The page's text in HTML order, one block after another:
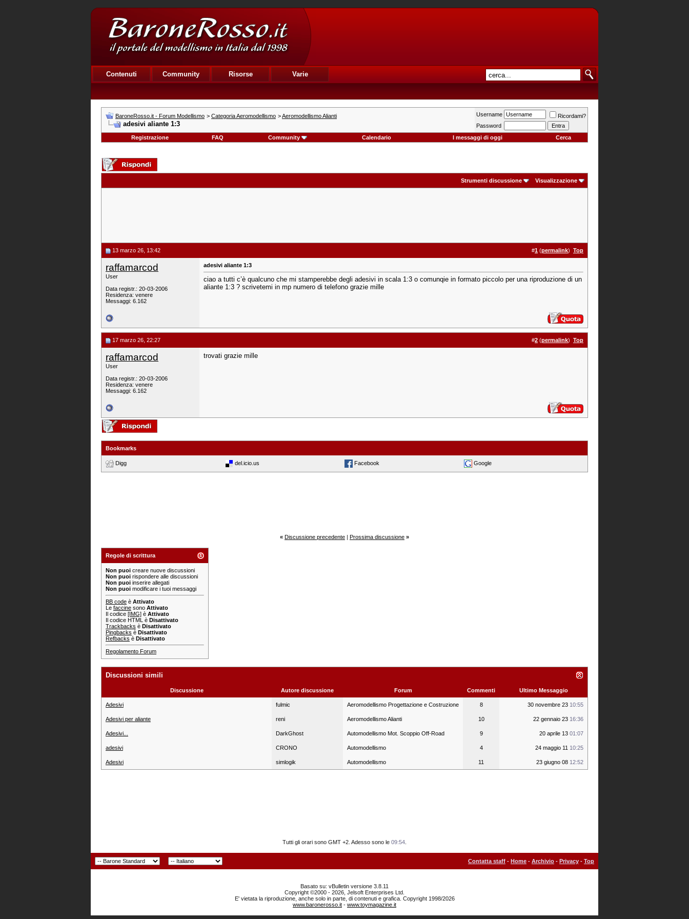
Contenuti Community Risorse Varie
BaroneRosso.it - Forum Modellismo > Categoria Aeromodellismo >Aeromodellismo Alianti
adesivi aliante 1:3
Username
Ricordami?
Password
Registrazione
FAQ Community Calendario I messaggi di oggi Cerca
Strumenti discussione Visualizzazione
13 marzo 26, 13:42 #1 (permalink) Top
raffamarcod
User
Data registr.: 20-03-2006
Residenza: venere
Messaggi: 6.162
adesivi aliante 1:3
ciao a tutti c’è qualcuno che mi stamperebbe degli adesivi in scala 1:3 o comunqie in formato piccolo per una riproduzione di un
aliante 1:3 ? scrivetemi in mp numero di telefono grazie mille
17 marzo 26, 22:27 #2 (permalink) Top
raffamarcod
User
Data registr.: 20-03-2006
Residenza: venere
Messaggi: 6.162
trovati grazie mille
Bookmarks
Digg del.icio.us Facebook Google
« Discussione precedente | Prossima discussione »
Regole di scrittura
Non puoi creare nuove discussioni
Non puoi rispondere alle discussioni
Non puoi inserire allegati
Non puoi modificare i tuoi messaggi
BB code è Attivato
Le faccine sono Attivato
Il codice [IMG] è Attivato
Il codice HTML è Disattivato
Trackbacks è Disattivato
Pingbacks è Disattivato
Refbacks è Disattivato
Regolamento Forum
Discussioni simili
Discussione Autore discussione Forum Commenti Ultimo Messaggio
Adesivi fulmic Aeromodellismo Progettazione e Costruzione 8 30 novembre 23 10:55
Adesivi per aliante reni Aeromodellismo Alianti 10 22 gennaio 23 16:36
Adesivi... DarkGhost Automodellismo Mot. Scoppio Off-Road 9 20 aprile 13 01:07
adesivi CRONO Automodellismo 4 24 maggio 11 10:25
Adesivi simlogik Automodellismo 11 23 giugno 08 12:52
Tutti gli orari sono GMT +2. Adesso sono le 09:54
Contatta staff - Home - Archivio - Privacy - Top
Basato su: vBulletin versione 3.8.11
Copyright ©2000 - 2026, Jelsoft Enterprises Ltd.
E' vietata la riproduzione, anche solo in parte, di contenuti e grafica. Copyright 1998/2026
www.baronerosso.it - www.toymagazine.it